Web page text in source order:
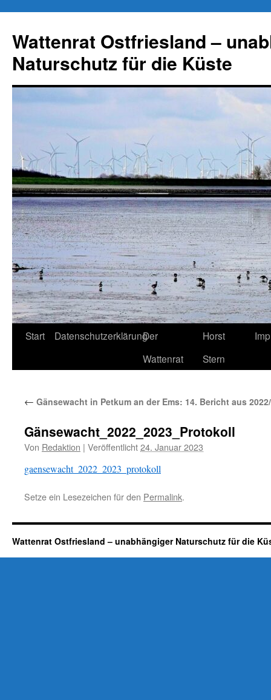
springen
Wattenrat Ostfriesland –
Naturschutz für die Küste
Start DatenschutzerklärungDer
Wattenrat
Horst
Stern
← Gänsewacht in Petkum an der Ems: 14. Bericht aus
Gänsewacht_2022_2023_Protokoll
Von Redaktion | Veröffentlicht24. Januar 2023
gaensewacht_2022_2023_protokoll
Setze ein Lesezeichen für den Permalink.
Wattenrat Ostfriesland – unabhängiger Naturschutz für die